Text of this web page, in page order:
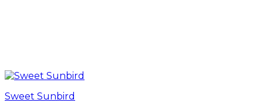
Sweet Sunbird